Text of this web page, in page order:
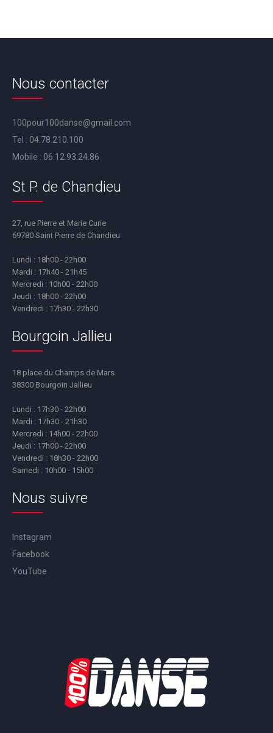
Nous contacter
100pour100danse@gmail.com
Tel : 04.78.210.100
Mobile : 06.12.93.24.86
St P. de Chandieu
27, rue Pierre et Marie Curie
69780 Saint Pierre de Chandieu
Lundi : 18h00 - 22h00
Mardi : 17h40 - 21h45
Mercredi : 10h00 - 22h00
Jeudi : 18h00 - 22h00
Vendredi : 17h30 - 22h30
Bourgoin Jallieu
18 place du Champs de Mars
38300 Bourgoin Jallieu
Lundi : 17h30 - 22h00
Mardi : 17h30 - 21h30
Mercredi : 14h00 - 22h00
Jeudi : 17h00 - 22h00
Vendredi : 18h30 - 22h00
Samedi : 10h00 - 15h00
Nous suivre
Instagram
Facebook
YouTube